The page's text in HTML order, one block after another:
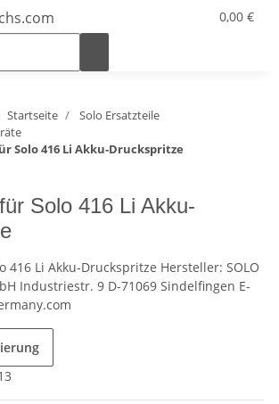
0,00 €
Startseite
Solo Ersatzteile
Solo 416 Li Akku-Druckspritze
Solo 416 Li Akku-
416 Li Akku-Druckspritze Hersteller: SOLO
Industriestr. 9 D-71069 Sindelfingen E-